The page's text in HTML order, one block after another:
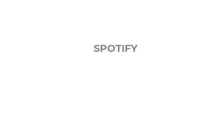
SPOTIFY